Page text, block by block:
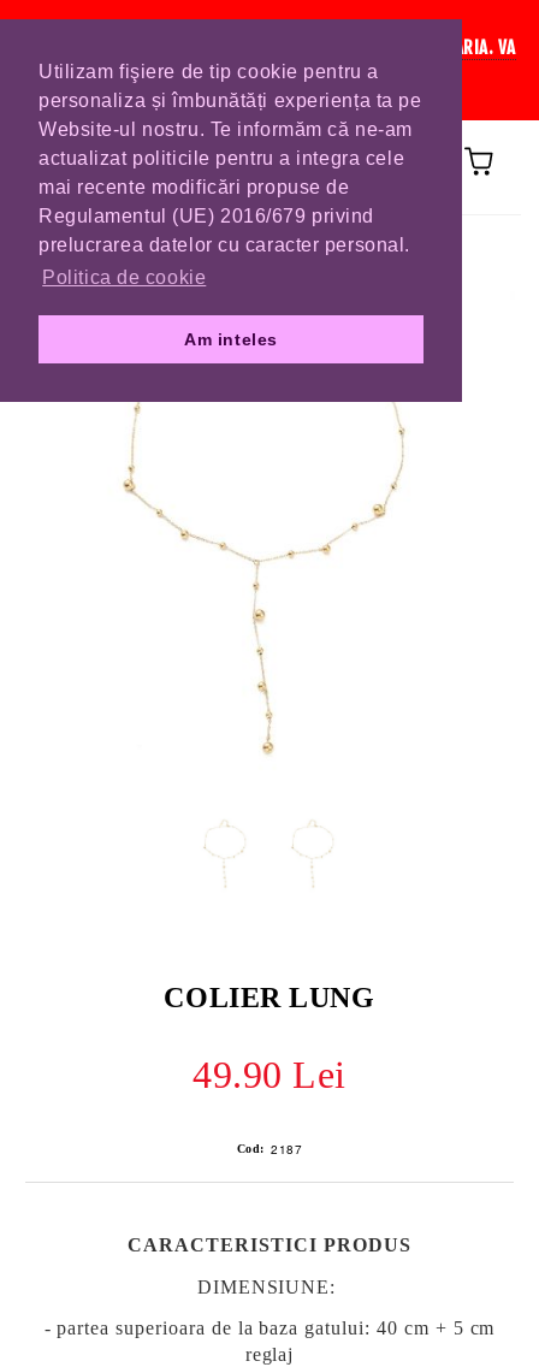
Utilizam fişiere de tip cookie pentru a
personaliza și îmbunătăți experiența ta pe
Website-ul nostru. Te informăm că ne-am
actualizat politicile pentru a integra cele
mai recente modificări propuse de
Regulamentul (UE) 2016/679 privind
prelucrarea datelor cu caracter personal.
Politica de cookie
Am inteles
IN CURAND INCHIDEM LISTA DE COMENZI PENTRU SFANTA MARIA. VA
RUGAM SA VA PLASATI COMENZILE DIN TIMP.
Prima pagină COLIERE
COLIER LUNG
49.90 Lei
Cod: 2187
CARACTERISTICI PRODUS
DIMENSIUNE:
- partea superioara de la baza gatului: 40 cm + 5 cm
reglaj